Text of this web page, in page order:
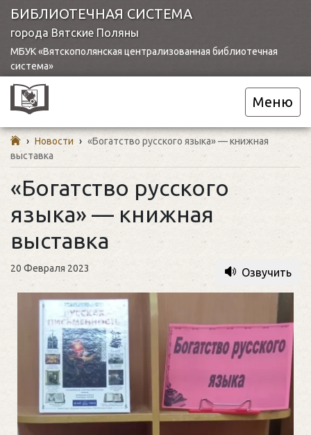
БИБЛИОТЕЧНАЯ СИСТЕМА
города Вятские Поляны
МБУК «Вятскополянская централизованная библиотечная
система»
Меню
› Новости › «Богатство русского языка» — книжная
выставка
«Богатство русского
языка» — книжная
выставка
20 Февраля 2023 Озвучить